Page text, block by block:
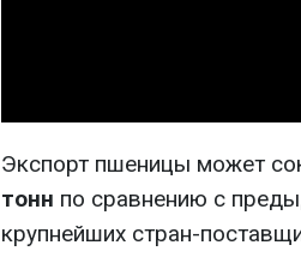
Экспорт пшеницы может
тонн по сравнению с
крупнейших стран-